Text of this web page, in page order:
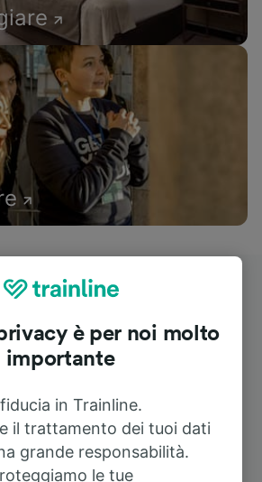
dei nostri viaggiatori
realmente chi utilizza i nostri
è per noi molto
importante
in Trainline.
il trattamento dei tuoi dati
grande responsabilità.
le tue